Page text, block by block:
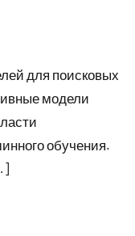
для поисковых
модели
обучения.